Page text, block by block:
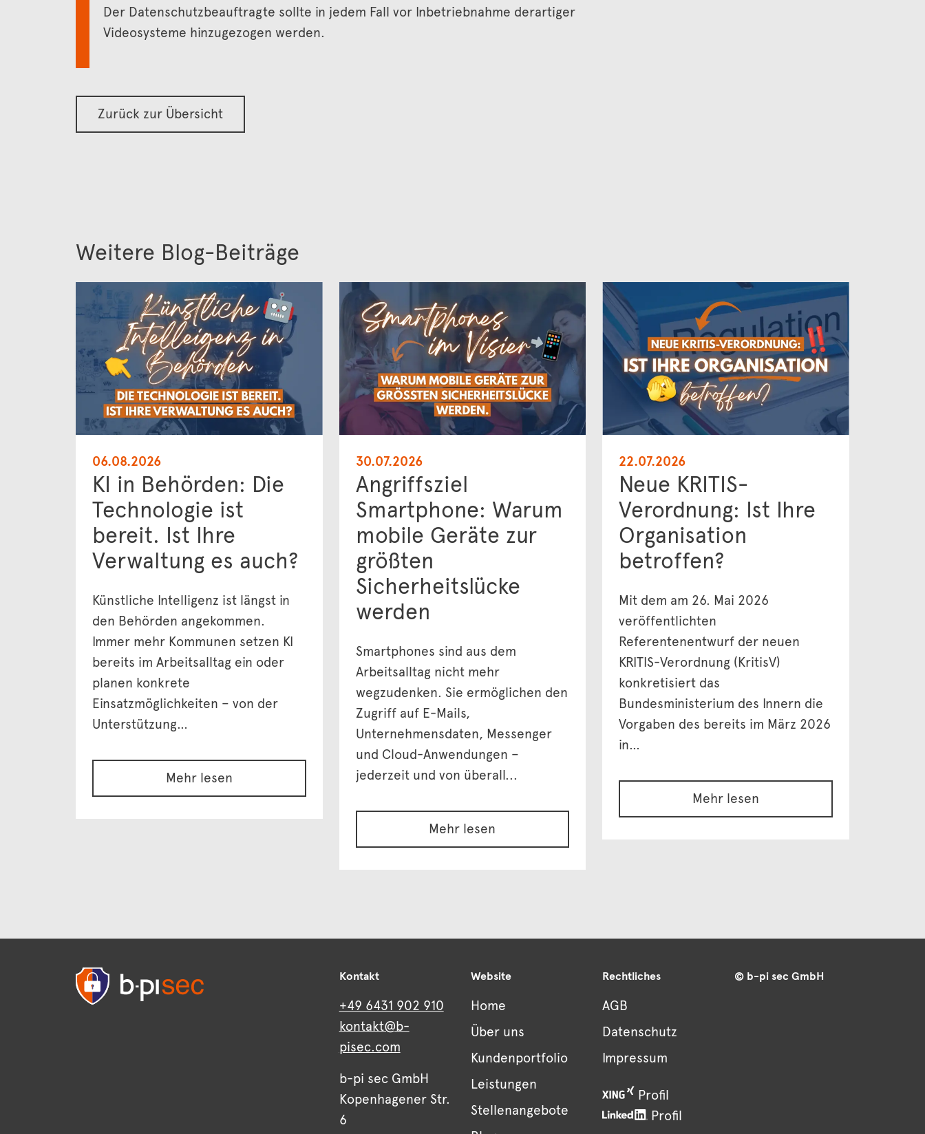
Der Datenschutzbeauftragte sollte in jedem Fall vor Inbetriebnahme derartiger
Videosysteme hinzugezogen werden.
Zurück zur Übersicht
Weitere Blog-Beiträge
06.08.2026
KI in Behörden: Die
Technologie ist
bereit. Ist Ihre
Verwaltung es auch?
Künstliche Intelligenz ist längst in
den Behörden angekommen.
Immer mehr Kommunen setzen KI
bereits im Arbeitsalltag ein oder
planen konkrete
Einsatzmöglichkeiten – von der
Unterstützung…
Mehr lesen
30.07.2026
Angriffsziel
Smartphone: Warum
mobile Geräte zur
größten
Sicherheitslücke
werden
Smartphones sind aus dem
Arbeitsalltag nicht mehr
wegzudenken. Sie ermöglichen den
Zugriff auf E-Mails,
Unternehmensdaten, Messenger
und Cloud-Anwendungen –
jederzeit und von überall...
Mehr lesen
22.07.2026
Neue KRITIS-
Verordnung: Ist Ihre
Organisation
betroffen?
Mit dem am 26. Mai 2026
veröffentlichten
Referentenentwurf der neuen
KRITIS-Verordnung (KritisV)
konkretisiert das
Bundesministerium des Innern die
Vorgaben des bereits im März 2026
in…
Mehr lesen
Kontakt
+49 6431 902 910
kontakt@b-
pisec.com
b-pi sec GmbH
Kopenhagener Str.
6
Website
Home
Über uns
Kundenportfolio
Leistungen
Stellenangebote
Rechtliches
AGB
Datenschutz
Impressum
Profil
Profil
© b-pi sec GmbH